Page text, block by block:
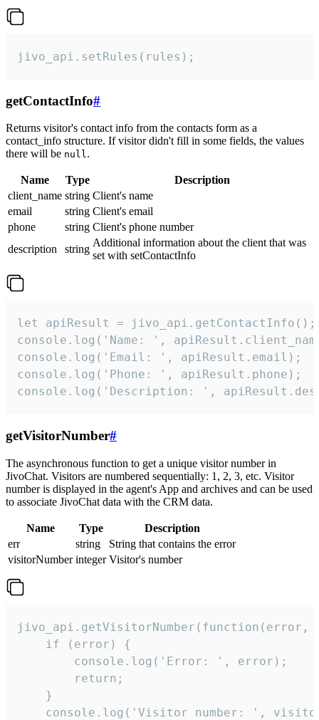
jivo_api.setRules(rules);
getContactInfo#
Returns visitor's contact info from the contacts form as a
contact_info structure. If visitor didn't fill in some fields, the values
there will be null.
Name Type
Description
client_name string Client's name
email
string Client's email
phone
string Client's phone number
description
string
Additional information about the client that was
set with setContactInfo
let apiResult = jivo_api.getContactInfo();
console.log('Name: ',
console.log('Email: ', apiResult.email);
console.log('Phone: ', apiResult.phone);
console.log('Description: ',
getVisitorNumber#
The asynchronous function to get a unique visitor number in
JivoChat. Visitors are numbered sequentially: 1, 2, 3, etc. Visitor
number is displayed in the agent's App and archives and can be used
to associate JivoChat data with the CRM data.
Name Type
Description
err
string
String that contains the error
visitorNumber integer Visitor's number
jivo_api.getVisitorNumber(function(error,
    if (error) {
        console.log('Error: ', error);
        return;
    }
console.log('Visitor number: ',